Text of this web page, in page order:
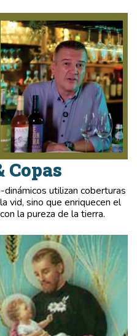
Copas
utilizan coberturas
vid, sino que enriquecen el
la pureza de la tierra.